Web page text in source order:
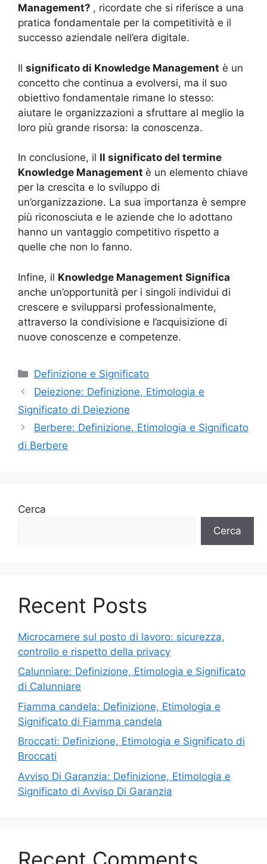
Management? , ricordate che si riferisce a una
pratica fondamentale per la competitività e il
successo aziendale nell’era digitale.
Il significato di Knowledge Management è un
concetto che continua a evolversi, ma il suo
obiettivo fondamentale rimane lo stesso:
aiutare le organizzazioni a sfruttare al meglio la
loro più grande risorsa: la conoscenza.
In conclusione, il Il significato del termine
Knowledge Management è un elemento chiave
per la crescita e lo sviluppo di
un’organizzazione. La sua importanza è sempre
più riconosciuta e le aziende che lo adottano
hanno un vantaggio competitivo rispetto a
quelle che non lo fanno.
Infine, il Knowledge Management Significa
anche un’opportunità per i singoli individui di
crescere e svilupparsi professionalmente,
attraverso la condivisione e l’acquisizione di
nuove conoscenze e competenze.
Categorie
Definizione e Significato
Deiezione: Definizione, Etimologia e
Significato di Deiezione
Berbere: Definizione, Etimologia e Significato
di Berbere
Cerca
Cerca
Recent Posts
Microcamere sul posto di lavoro: sicurezza,
controllo e rispetto della privacy
Calunniare: Definizione, Etimologia e Significato
di Calunniare
Fiamma candela: Definizione, Etimologia e
Significato di Fiamma candela
Broccati: Definizione, Etimologia e Significato di
Broccati
Avviso Di Garanzia: Definizione, Etimologia e
Significato di Avviso Di Garanzia